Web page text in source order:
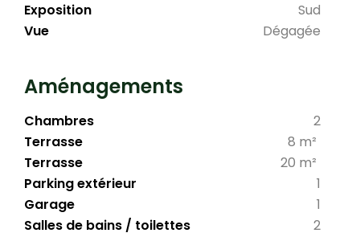
Exposition
Sud
Vue
Dégagée
Aménagements
2
Chambres
Terrasse
8 m²
Terrasse
20 m²
1
Parking extérieur
1
Garage
2
Salles de bains / toilettes